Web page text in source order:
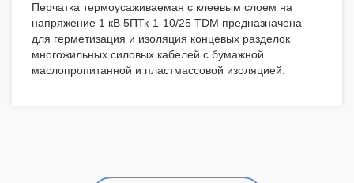
Перчатка термоусаживаемая с клеевым слоем на
напряжение 1 кВ 5ПТк-1-10/25 TDM предназначена
для герметизация и изоляция концевых разделок
многожильных силовых кабелей с бумажной
маслопропитанной и пластмассовой изоляцией.